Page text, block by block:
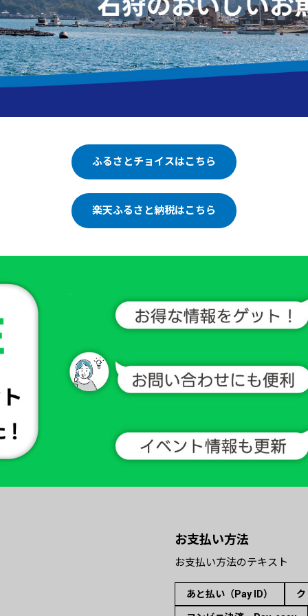
ふるさとチョイスはこちら
楽天ふるさと納税はこちら
お支払い方法
お支払い方法のテキスト
あと払い（Pay ID）